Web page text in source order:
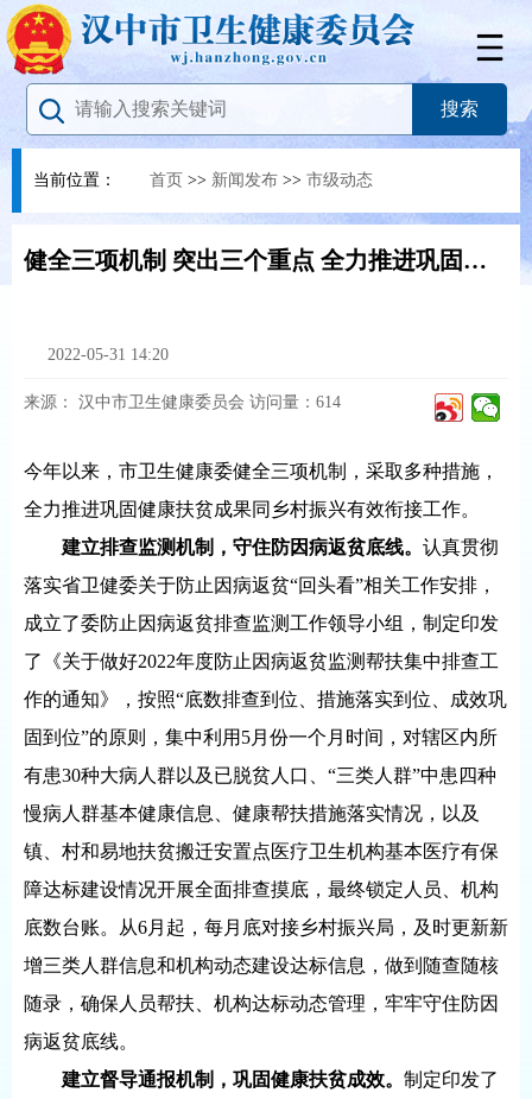
当前位置： 首页 >> 新闻发布 >> 市级动态
健全三项机制 突出三个重点 全力推进巩固健康扶贫成果同乡村振兴有效衔接工作
2022-05-31 14:20
来源： 汉中市卫生健康委员会 访问量： 614
今年以来，市卫生健康委健全三项机制，采取多种措施，
全力推进巩固健康扶贫成果同乡村振兴有效衔接工作。
建立排查监测机制，守住防因病返贫底线。 认真贯彻
落实省卫健委关于防止因病返贫“回头看”相关工作安排，
成立了委防止因病返贫排查监测工作领导小组，制定印发
了《关于做好2022年度防止因病返贫监测帮扶集中排查工
作的通知》，按照“底数排查到位、措施落实到位、成效巩
固到位”的原则，集中利用5月份一个月时间，对辖区内所
有患30种大病人群以及已脱贫人口、“三类人群”中患四种
慢病人群基本健康信息、健康帮扶措施落实情况，以及
镇、村和易地扶贫搬迁安置点医疗卫生机构基本医疗有保
障达标建设情况开展全面排查摸底，最终锁定人员、机构
底数台账。从6月起，每月底对接乡村振兴局，及时更新新
增三类人群信息和机构动态建设达标信息，做到随查随核
随录，确保人员帮扶、机构达标动态管理，牢牢守住防因
病返贫底线。
建立督导通报机制，巩固健康扶贫成效。 制定印发了